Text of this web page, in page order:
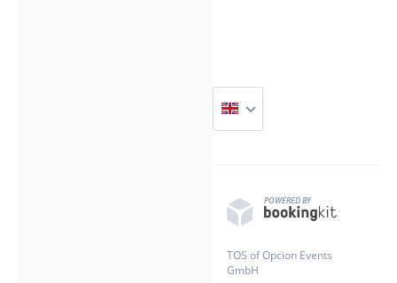
POWERED BY
TOS of Opcion Events
GmbH